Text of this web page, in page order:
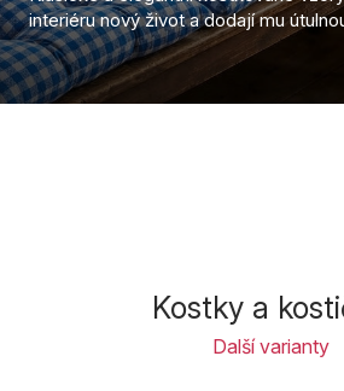
interiéru nový život a dodají mu
Kostky a
Další varianty